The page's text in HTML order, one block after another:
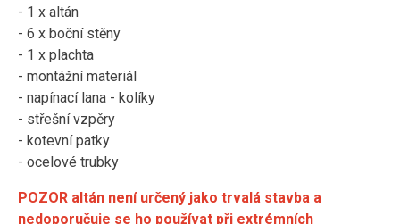
- 1 x altán
- 6 x boční stěny
- 1 x plachta
- montážní materiál
- napínací lana - kolíky
- střešní vzpěry
- kotevní patky
- ocelové trubky
POZOR altán není určený jako trvalá stavba a
nedoporučuje se ho používat při extrémních